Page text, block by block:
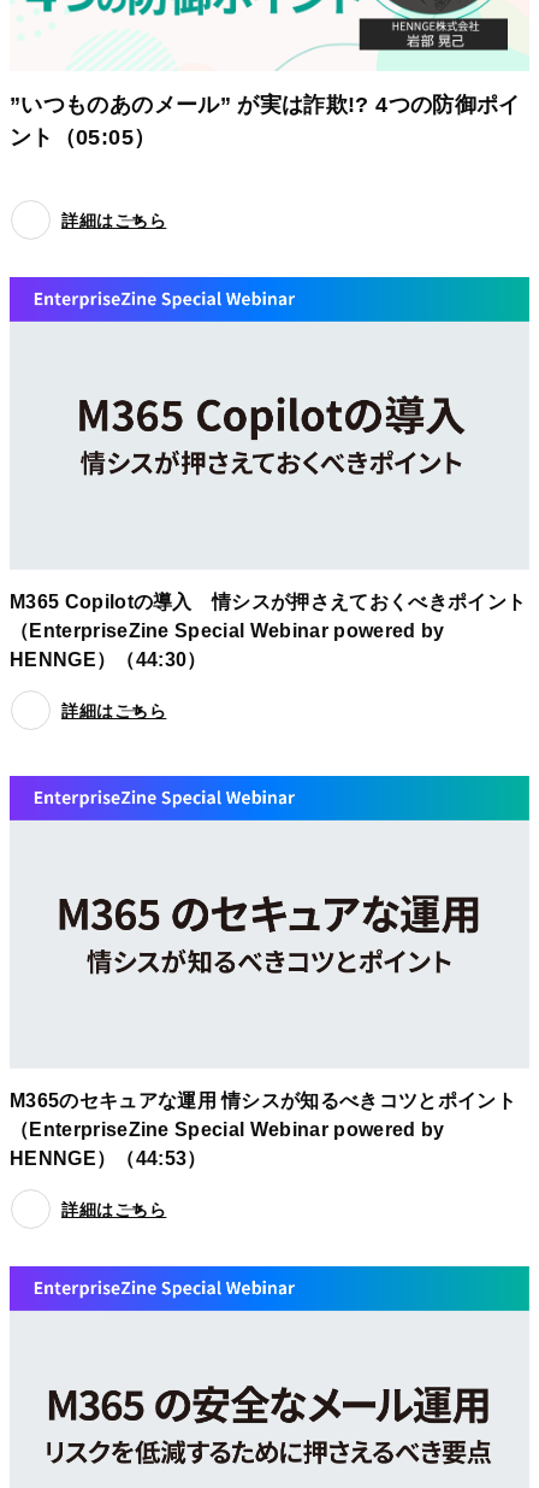
”いつものあのメール” が実は詐欺!? 4つの防御ポイ
ント（05:05）
詳細はこちら
M365 Copilotの導入 情シスが押さえておくべきポイント
（EnterpriseZine Special Webinar powered by
HENNGE）（44:30）
詳細はこちら
M365のセキュアな運用 情シスが知るべきコツとポイント
（EnterpriseZine Special Webinar powered by
HENNGE）（44:53）
詳細はこちら